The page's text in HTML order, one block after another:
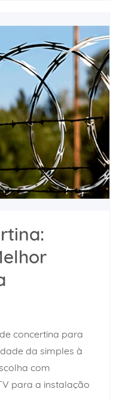
concertina para
da simples à
com
para a instalação